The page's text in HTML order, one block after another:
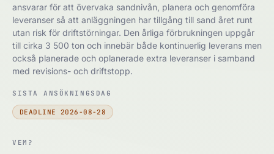
ansvarar för att övervaka sandnivån, planera och genomföra
leveranser så att anläggningen har tillgång till sand året runt
utan risk för driftstörningar. Den årliga förbrukningen uppgår
till cirka 3 500 ton och innebär både kontinuerlig leverans men
också planerade och oplanerade extra leveranser i samband
med revisions- och driftstopp.
SISTA ANSÖKNINGSDAG
DEADLINE 2026-08-28
VEM?